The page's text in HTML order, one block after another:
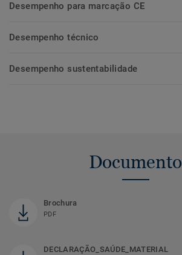
Desempenho para marcação CE
Desempenho técnico
Desempenho sustentabilidade
Documento
Brochura
PDF
DECLARAÇÃO_SAÚDE_MATERIAL